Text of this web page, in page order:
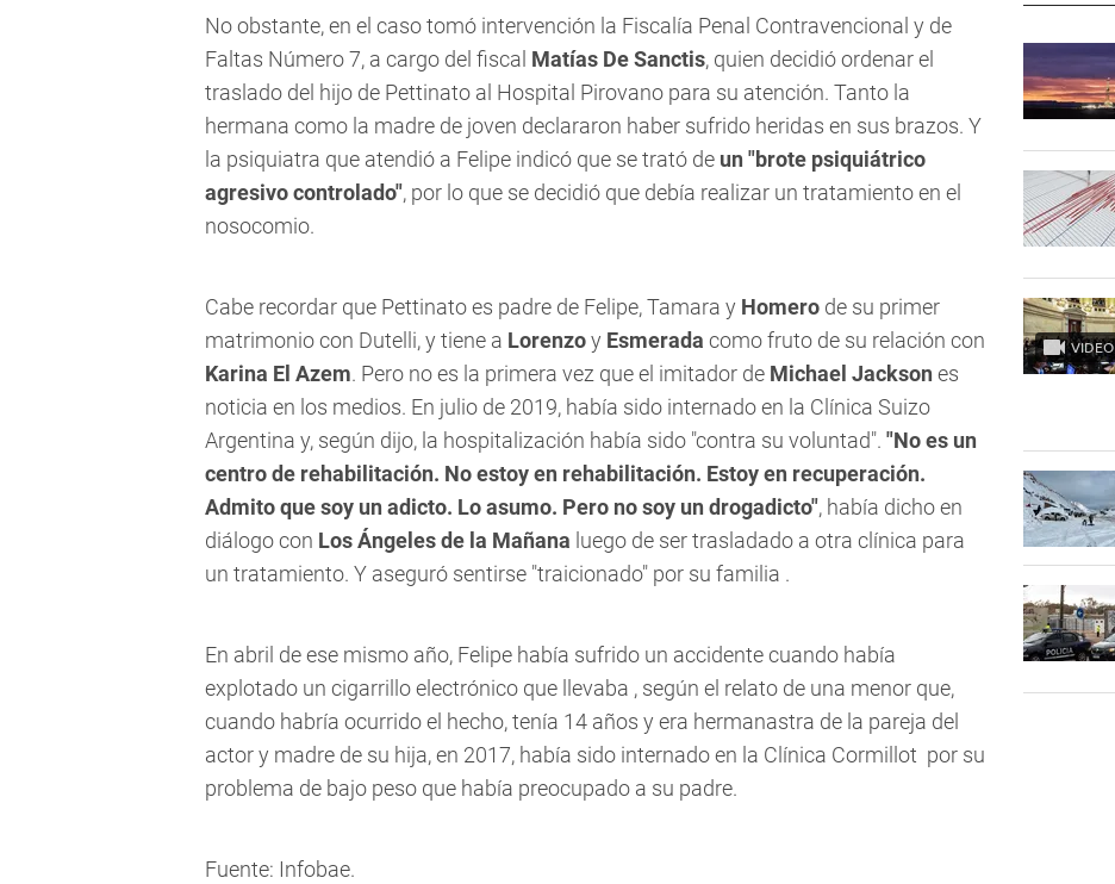
No obstante, en el caso tomó intervención la Fiscalía Penal Contravencional y de
Faltas Número 7, a cargo del fiscal Matías De Sanctis, quien decidió ordenar el
traslado del hijo de Pettinato al Hospital Pirovano para su atención. Tanto la
hermana como la madre de joven declararon haber sufrido heridas en sus brazos. Y
la psiquiatra que atendió a Felipe indicó que se trató de un "brote psiquiátrico
agresivo controlado", por lo que se decidió que debía realizar un tratamiento en el
nosocomio.
Cabe recordar que Pettinato es padre de Felipe, Tamara y Homero de su primer
matrimonio con Dutelli, y tiene a Lorenzoy Esmerada como fruto de su relación con
Karina El Azem. Pero no es la primera vez que el imitador de Michael Jackson es
noticia en los medios. En julio de 2019, había sido internado en la Clínica Suizo
Argentina y, según dijo, la hospitalización había sido "contra su voluntad". "No es un
centro de rehabilitación. No estoy en rehabilitación. Estoy en recuperación.
Admito que soy un adicto. Lo asumo. Pero no soy un drogadicto", había dicho en
diálogo con Los Ángeles de la Mañana luego de ser trasladado a otra clínica para
un tratamiento. Y aseguró sentirse "traicionado" por su familia .
En abril de ese mismo año, Felipe había sufrido un accidente cuando había
explotado un cigarrillo electrónico que llevaba , según el relato de una menor que,
cuando habría ocurrido el hecho, tenía 14 años y era hermanastra de la pareja del
actor y madre de su hija, en 2017, había sido internado en la Clínica Cormillot por su
problema de bajo peso que había preocupado a su padre.
Fuente: Infobae.
VIDEO